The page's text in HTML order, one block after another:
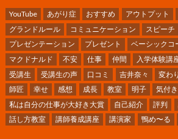
YouTube あがり症 おすすめ アウトプット
グランドルール
コミュニケーション スピーチ
プレゼンテーション
プレゼント ベーシックコ
マクドナルド
不安 仕事 仲間 入学体験講
受講生
受講生の声 口コミ 吉井奈々 変わ
師匠
幸せ 感想 成長 教室 明子
気付き
私は自分の仕事が大好き大賞
自己紹介 評判
話し方教室
講師養成講座 講演家 鴨め〜る